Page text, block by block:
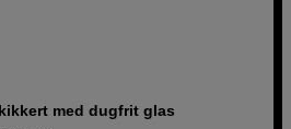
med dugfrit glas